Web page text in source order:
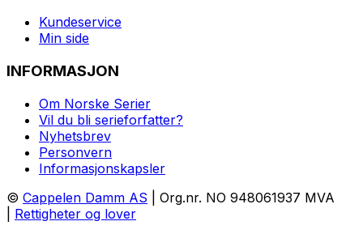
Kundeservice
Min side
INFORMASJON
Om Norske Serier
Vil du bli serieforfatter?
Nyhetsbrev
Personvern
Informasjonskapsler
© Cappelen Damm AS | Org.nr. NO 948061937 MVA
Rettigheter og lover